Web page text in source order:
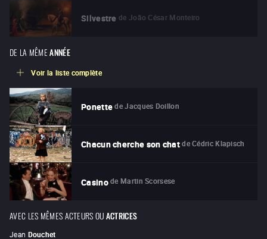
Silvestre de João César Monteiro
DE LA MÊME ANNÉE
Voir la liste complète
Ponette de Jacques Doillon
Chacun cherche son chat de Cédric Klapisch
Casino de Martin Scorsese
AVEC LES MÊMES ACTEURS OUACTRICES
Jean Douchet